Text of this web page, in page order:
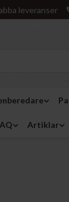
leveranser
Artiklar